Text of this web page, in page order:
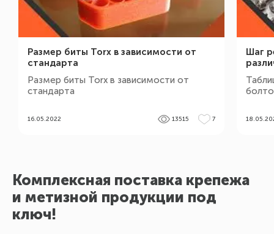
Размер биты Torx в зависимости от
стандарта
Размер биты Torx в зависимости от
стандарта
16.05.2022 13515 7
Шаг
Комплексная поставка крепежа
и метизной продукции под
ключ!